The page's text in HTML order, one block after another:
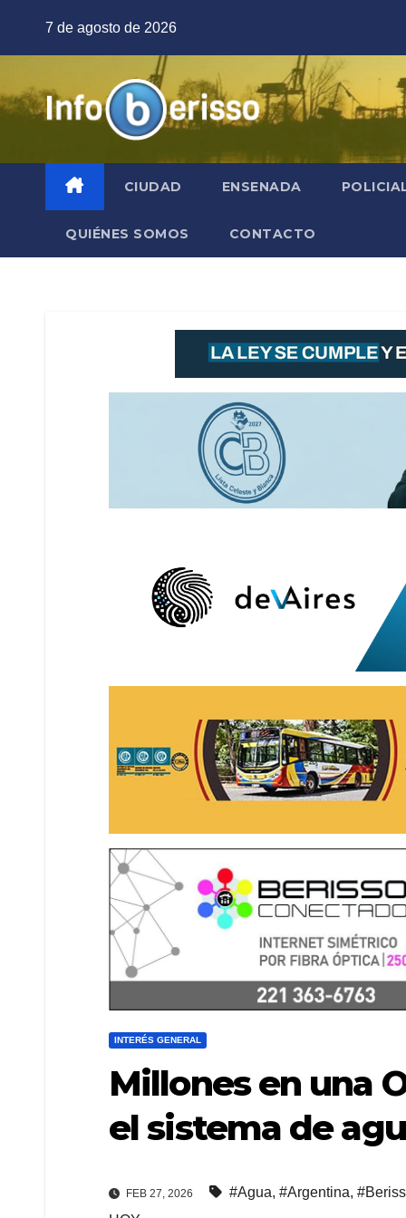
7 de agosto de 2026
CIUDAD ENSENADA
QUIÉNES SOMOS CONTACTO
INTERÉS GENERAL
Millones en una
el sistema de
FEB 27, 2026 #Agua, #Argentina,